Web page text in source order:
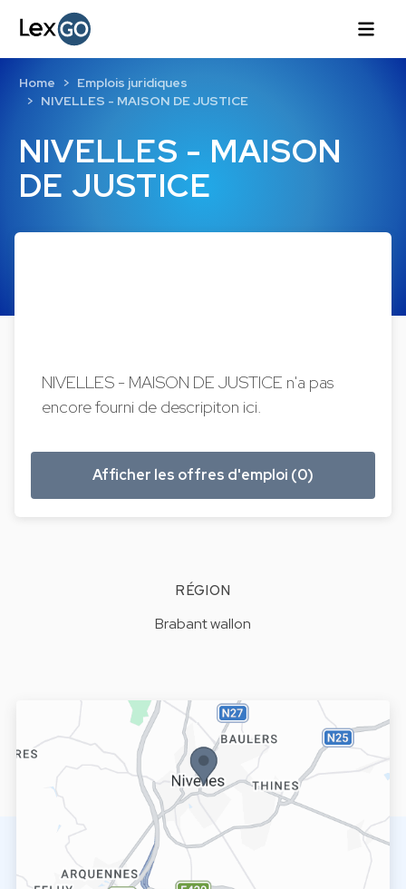
NIVELLES - MAISON
DE JUSTICE
Home
Emplois juridiques
NIVELLES - MAISON DE JUSTICE
NIVELLES - MAISON DE JUSTICE n'a pas
encore fourni de descripiton ici.
Afficher les offres d'emploi (0)
RÉGION
Brabant wallon